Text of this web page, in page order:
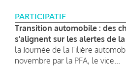
PARTICIPATIF
Transition automobile : des
s’alignent sur les alertes de
la Journée de la Filière
novembre par la PFA, le vice...